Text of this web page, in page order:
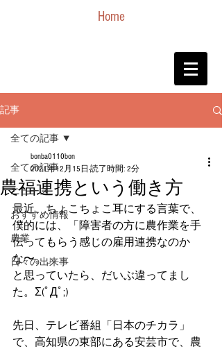
Home
記事
全ての記事
ニュース
おすすめ情報
農業
日々の出来事
全ての記事
農福連携という働き方
bonba0110bon
2021年12月15日 読了時間: 2分
最近、ちょこちょこ耳にする言葉で、
僕的には、「障害者の方に農作業を手
伝ってもらう感じの雇用連携なのか
な〜。」
と思っていたら、だいぶ違ってまし
た。Σ(ﾟДﾟ;)
先日、テレビ番組「日本のチカラ」
で、高知県の東部にある安芸市で、農